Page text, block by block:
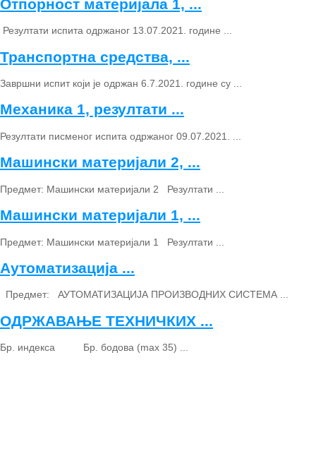
Отпорност материјала 1, ...
Резултати испита одржаног 13.07.2021. године ...
Транспортна средства, ...
Завршни испит који је одржан 6.7.2021. године су ...
Механика 1, резултати ...
Резултати писменог испита одржаног 09.07.2021. ...
Машински материјали 2, ...
Предмет: Машински материјали 2 Резултати ...
Машински материјали 1, ...
Предмет: Машински материјали 1 Резултати ...
Аутоматизација ...
Предмет: АУТОМАТИЗАЦИЈА ПРОИЗВОДНИХ СИСТЕМА ...
ОДРЖАВАЊЕ ТЕХНИЧКИХ ...
Бр. индекса Бр. бодова (max 35) ...